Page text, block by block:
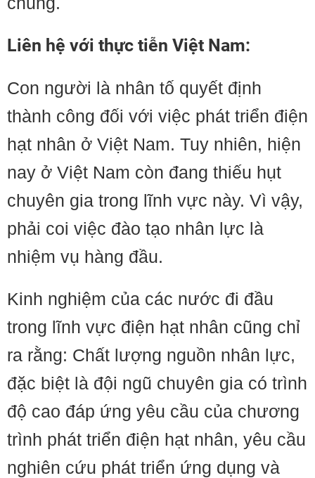
Liên hệ với thực tiễn Việt Nam:
Con người là nhân tố quyết định
thành công đối với việc phát triển điện
hạt nhân ở Việt Nam. Tuy nhiên, hiện
nay ở Việt Nam còn đang thiếu hụt
chuyên gia trong lĩnh vực này. Vì vậy,
phải coi việc đào tạo nhân lực là
nhiệm vụ hàng đầu.
Kinh nghiệm của các nước đi đầu
trong lĩnh vực điện hạt nhân cũng chỉ
ra rằng: Chất lượng nguồn nhân lực,
đặc biệt là đội ngũ chuyên gia có trình
độ cao đáp ứng yêu cầu của chương
trình phát triển điện hạt nhân, yêu cầu
nghiên cứu phát triển ứng dụng và